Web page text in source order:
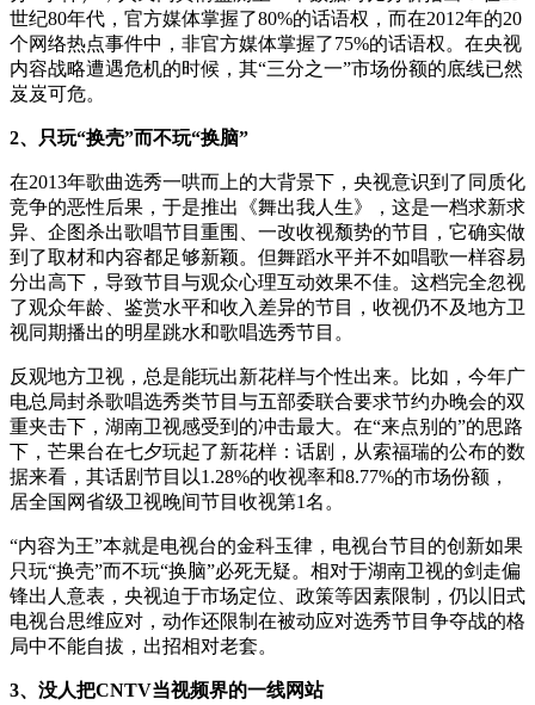
世纪80年代，官方媒体掌握了80%的话语权，而在2012年的20
个网络热点事件中，非官方媒体掌握了75%的话语权。在央视
内容战略遭遇危机的时候，其“三分之一”市场份额的底线已然
岌岌可危。
2、只玩“换壳”而不玩“换脑”
在2013年歌曲选秀一哄而上的大背景下，央视意识到了同质化
竞争的恶性后果，于是推出《舞出我人生》，这是一档求新求
异、企图杀出歌唱节目重围、一改收视颓势的节目，它确实做
到了取材和内容都足够新颖。但舞蹈水平并不如唱歌一样容易
分出高下，导致节目与观众心理互动效果不佳。这档完全忽视
了观众年龄、鉴赏水平和收入差异的节目，收视仍不及地方卫
视同期播出的明星跳水和歌唱选秀节目。
反观地方卫视，总是能玩出新花样与个性出来。比如，今年广
电总局封杀歌唱选秀类节目与五部委联合要求节约办晚会的双
重夹击下，湖南卫视感受到的冲击最大。在“来点别的”的思路
下，芒果台在七夕玩起了新花样：话剧，从索福瑞的公布的数
据来看，其话剧节目以1.28%的收视率和8.77%的市场份额，
居全国网省级卫视晚间节目收视第1名。
“内容为王”本就是电视台的金科玉律，电视台节目的创新如果
只玩“换壳”而不玩“换脑”必死无疑。相对于湖南卫视的剑走偏
锋出人意表，央视迫于市场定位、政策等因素限制，仍以旧式
电视台思维应对，动作还限制在被动应对选秀节目争夺战的格
局中不能自拔，出招相对老套。
3、没人把CNTV当视频界的一线网站